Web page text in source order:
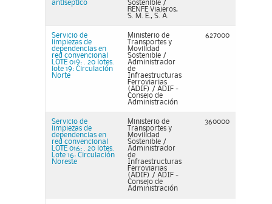
antiseptico
Sostenible /
RENFE Viajeros,
S. M. E., S. A.
Servicio de
limpiezas de
dependencias en
red convencional
LOTE 019: . 20 lotes.
lote 19: Circulación
Norte
Ministerio de
Transportes y
Movilidad
Sostenible /
Administrador
de
Infraestructuras
Ferroviarias
(ADIF) / ADIF -
Consejo de
Administración
627000
Servicio de
limpiezas de
dependencias en
red convencional
LOTE 016: . 20 lotes.
Lote 16: Circulación
Noreste
Ministerio de
Transportes y
Movilidad
Sostenible /
Administrador
de
Infraestructuras
Ferroviarias
(ADIF) / ADIF -
Consejo de
Administración
360000